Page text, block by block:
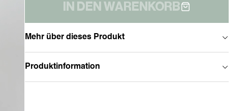
IN DEN WARENKORB
Mehr über dieses Produkt
Produktinformation